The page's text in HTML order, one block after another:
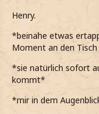
Henry.
*beinahe etwas
Moment an den
*sie natürlich sofort
kommt*
*mir in dem